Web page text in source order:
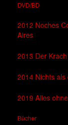
DVD/BD
2012 Noches
Aires
2013 Der
2014 Nichts
2019 Alles
Bücher